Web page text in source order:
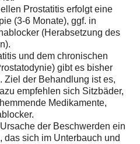
Prostatitis erfolgt eine
(3-6 Monate), ggf. in
(Herabsetzung des
und dem chronischen
gibt es bisher
Ziel der Behandlung ist es,
empfehlen sich Sitzbäder,
Medikamente,
der Beschwerden ein
das sich im Unterbauch und